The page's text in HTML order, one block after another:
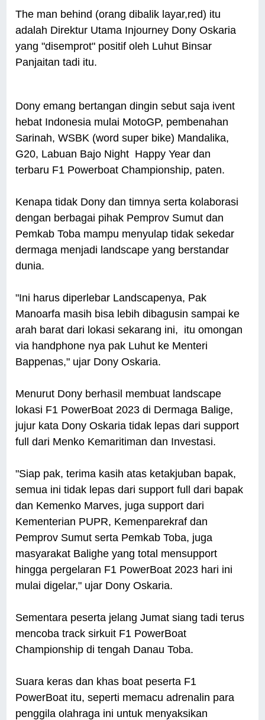
The man behind (orang dibalik layar,red) itu
adalah Direktur Utama Injourney Dony Oskaria
yang "disemprot" positif oleh Luhut Binsar
Panjaitan tadi itu.
Dony emang bertangan dingin sebut saja ivent
hebat Indonesia mulai MotoGP, pembenahan
Sarinah, WSBK (word super bike) Mandalika,
G20, Labuan Bajo Night Happy Year dan
terbaru F1 Powerboat Championship, paten.
Kenapa tidak Dony dan timnya serta kolaborasi
dengan berbagai pihak Pemprov Sumut dan
Pemkab Toba mampu menyulap tidak sekedar
dermaga menjadi landscape yang berstandar
dunia.
"Ini harus diperlebar Landscapenya, Pak
Manoarfa masih bisa lebih dibagusin sampai ke
arah barat dari lokasi sekarang ini, itu omongan
via handphone nya pak Luhut ke Menteri
Bappenas," ujar Dony Oskaria.
Menurut Dony berhasil membuat landscape
lokasi F1 PowerBoat 2023 di Dermaga Balige,
jujur kata Dony Oskaria tidak lepas dari support
full dari Menko Kemaritiman dan Investasi.
"Siap pak, terima kasih atas ketakjuban bapak,
semua ini tidak lepas dari support full dari bapak
dan Kemenko Marves, juga support dari
Kementerian PUPR, Kemenparekraf dan
Pemprov Sumut serta Pemkab Toba, juga
masyarakat Balighe yang total mensupport
hingga pergelaran F1 PowerBoat 2023 hari ini
mulai digelar," ujar Dony Oskaria.
Sementara peserta jelang Jumat siang tadi terus
mencoba track sirkuit F1 PowerBoat
Championship di tengah Danau Toba.
Suara keras dan khas boat peserta F1
PowerBoat itu, seperti memacu adrenalin para
penggila olahraga ini untuk menyaksikan